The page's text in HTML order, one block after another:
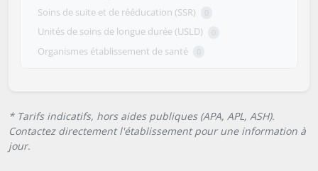
Soins de suite et de rééducation (SSR) 0
Unités de soins de longue durée (USLD) 0
Organismes établissement de santé 0
* Tarifs indicatifs, hors aides publiques (APA, APL, ASH).
Contactez directement l'établissement pour une information à
jour.